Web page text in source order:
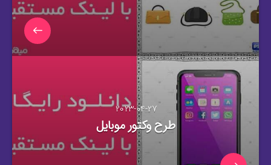
2023-04-27
طرح وکتور موبایل